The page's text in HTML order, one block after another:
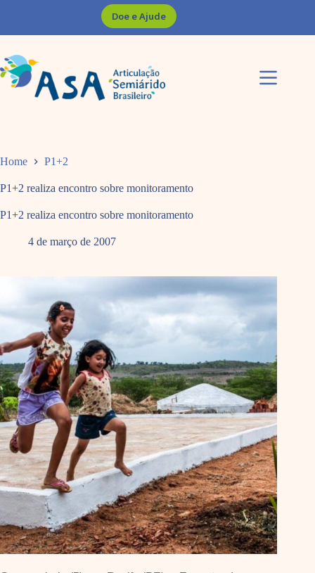
Doe e Ajude
Home P1+2
P1+2 realiza encontro sobre monitoramento
P1+2 realiza encontro sobre monitoramento
4 de março de 2007